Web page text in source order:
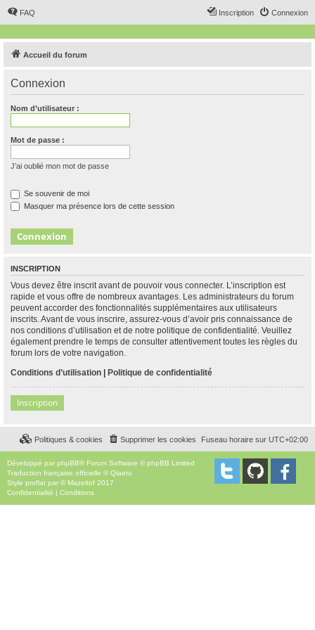
FAQ Connexion
Inscription
Accueil du forum
Connexion
Nom d’utilisateur :
Mot de passe :
J’ai oublié mon mot de passe
Se souvenir de moi
Masquer ma présence lors de cette session
INSCRIPTION
Vous devez être inscrit avant de pouvoir vous connecter. L’inscription est
rapide et vous offre de nombreux avantages. Les administrateurs du forum
peuvent accorder des fonctionnalités supplémentaires aux utilisateurs
inscrits. Avant de vous inscrire, assurez-vous d’avoir pris connaissance de
nos conditions d’utilisation et de notre politique de confidentialité. Veuillez
également prendre le temps de consulter attentivement toutes les règles du
forum lors de votre navigation.
Conditions d’utilisation | Politique de confidentialité
Inscription
Fuseau horaire sur UTC+02:00
Supprimer les cookies
Politiques & cookies
Développé par phpBB® Forum Software © phpBB Limited
Traduction française officielle ©Qiaeru
Style proflat par © Mazeltof 2017
Confidentialité | Conditions